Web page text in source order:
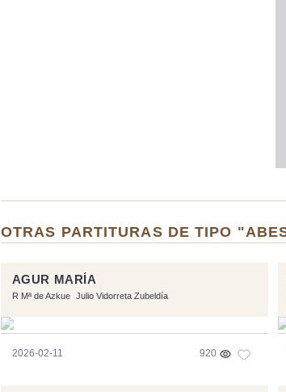
OTRAS PARTITURAS DE TIPO
AGUR MARÍA
R Mª de Azkue Julio Vidorreta Zubeldía
2026-02-11 920